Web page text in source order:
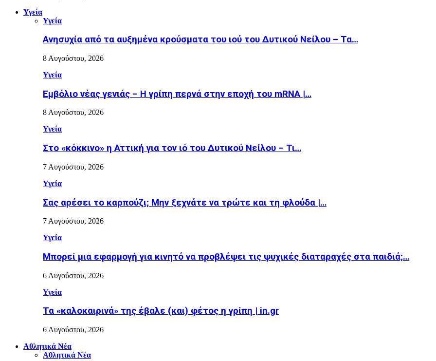
Υγεία
Υγεία
Ανησυχία από τα αυξημένα κρούσματα του ιού του Δυτικού Νείλου – Τα…
8 Αυγούστου, 2026
Υγεία
Εµβόλιο νέας γενιάς – Η γρίπη περνά στην εποχή του mRNA |…
8 Αυγούστου, 2026
Υγεία
Στο «κόκκινο» η Αττική για τον ιό του Δυτικού Νείλου – Τι…
7 Αυγούστου, 2026
Υγεία
Σας αρέσει το καρπούζι; Μην ξεχνάτε να τρώτε και τη φλούδα |…
7 Αυγούστου, 2026
Υγεία
Μπορεί μια εφαρμογή για κινητό να προβλέψει τις ψυχικές διαταραχές στα παιδιά;…
6 Αυγούστου, 2026
Υγεία
Τα «καλοκαιρινά» της έβαλε (και) φέτος η γρίπη | in.gr
6 Αυγούστου, 2026
Αθλητικά Νέα
Αθλητικά Νέα